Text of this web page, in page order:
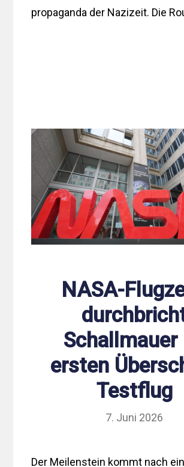
propaganda der Nazizeit. Die
NASA-
Schallmauer
ersten
Testflug
7. Juni 2026
Der Meilenstein kommt nach